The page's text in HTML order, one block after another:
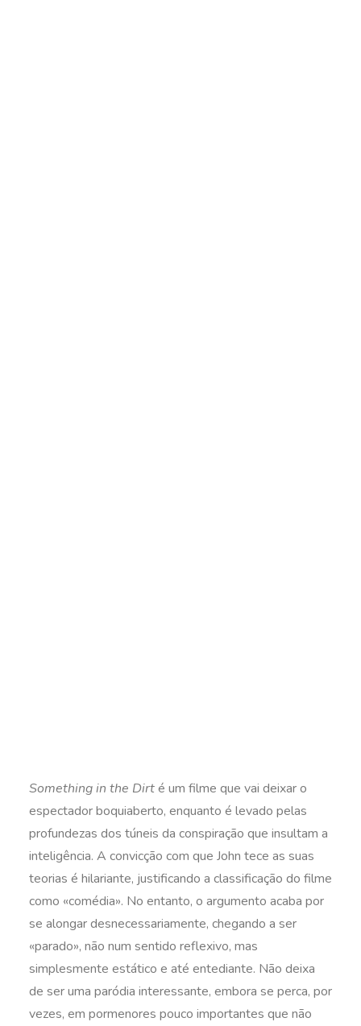
Something in the Dirté um filme que vai deixar o
espectador boquiaberto, enquanto é levado pelas
profundezas dos túneis da conspiração que insultam a
inteligência. A convicção com que John tece as suas
teorias é hilariante, justificando a classificação do filme
como «comédia». No entanto, o argumento acaba por
se alongar desnecessariamente, chegando a ser
«parado», não num sentido reflexivo, mas
simplesmente estático e até entediante. Não deixa
de ser uma paródia interessante, embora se perca, por
vezes, em pormenores pouco importantes que não